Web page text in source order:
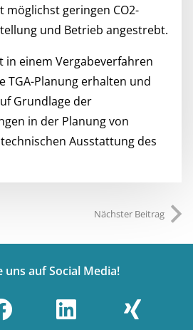
geringen CO2-
und Betrieb angestrebt.
in einem Vergabeverfahren
TGA-Planung erhalten und
Grundlage der
in der Planung von
Ausstattung des
Nächster Beitrag
uns auf Social Media!